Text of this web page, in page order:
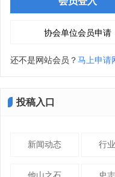
还不是网站会员？ 马上申请
投稿入口
新闻动态 行